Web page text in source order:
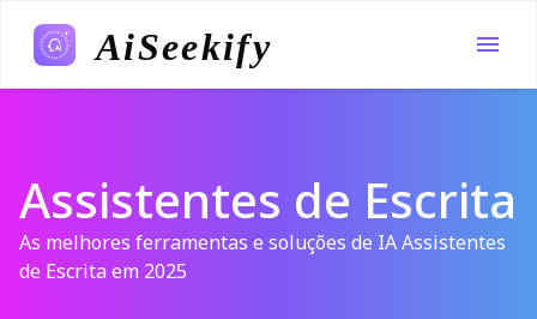
AiSeekify
Assistentes de Escrita
As melhores ferramentas e soluções de IA Assistentes
de Escrita em 2025